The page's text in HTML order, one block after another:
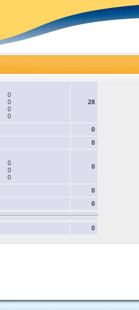
0
0
0
0
28
0
0
0
0
0
0
0
0
0